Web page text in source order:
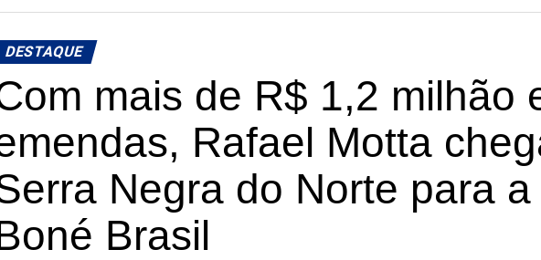
DESTAQUE
mais de R$ 1,2 milhão
Rafael Motta
Negra do Norte para
Brasil